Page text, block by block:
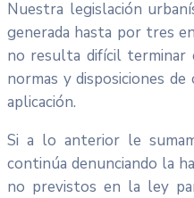
Nuestra legislación
generada hasta por tres
no resulta difícil terminar
normas y disposiciones
aplicación.
Si a lo anterior le
continúa denunciando la
no previstos en la ley